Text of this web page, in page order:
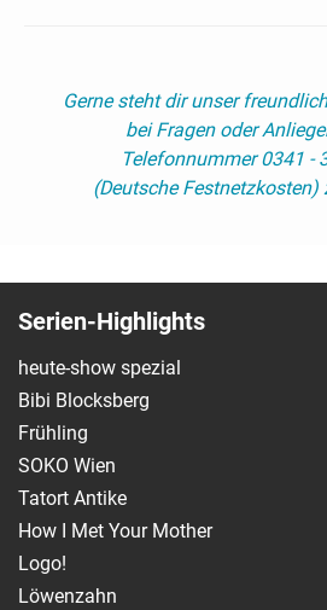
Gerne steht dir unser
bei Fragen oder
Telefonnummer 0341 -
(Deutsche Festnetzkosten)
Serien-Highlights
heute-show spezial
Bibi Blocksberg
Frühling
SOKO Wien
Tatort Antike
How I Met Your Mother
Logo!
Löwenzahn